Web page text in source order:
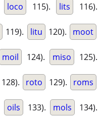
loco 115). lits 116).
119). litu 120). moot
moil 124). miso 125).
128). roto 129). roms
oils 133). mols 134).